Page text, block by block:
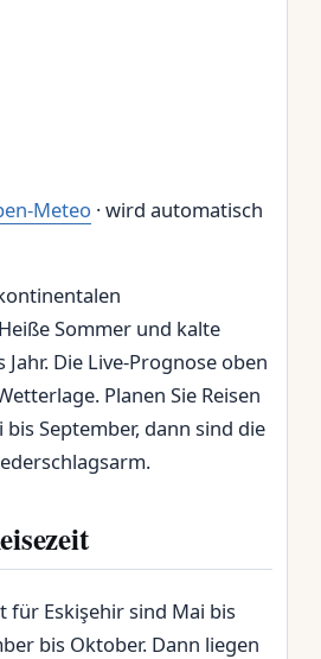
Meteo · wird automatisch
Sommer und kalte
Die Live-Prognose oben
Planen Sie Reisen
September, dann sind die
für Eskişehir sind Mai bis
bis Oktober. Dann liegen